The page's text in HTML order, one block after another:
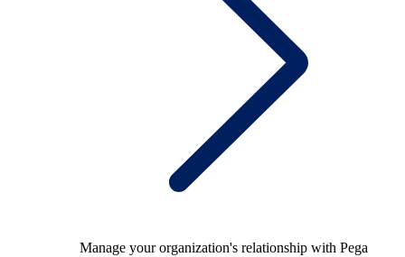
Manage your organization's relationship with Pega